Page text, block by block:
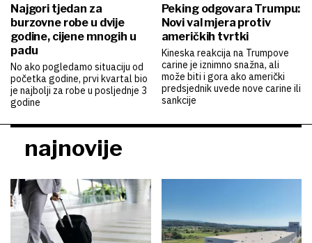
Najgori tjedan za
burzovne robe u dvije
godine, cijene mnogih u
padu
No ako pogledamo situaciju od
početka godine, prvi kvartal bio
je najbolji za robe u posljednje 3
godine
Peking odgovara Trumpu:
Novi val mjera protiv
američkih tvrtki
Kineska reakcija na Trumpove
carine je iznimno snažna, ali
može biti i gora ako američki
predsjednik uvede nove carine ili
sankcije
najnovije